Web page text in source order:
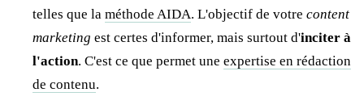
telles que la méthode AIDA. L'objectif de votre content
marketing est certes d'informer, mais surtout d'inciter à
l'action. C'est ce que permet une expertise en rédaction
de contenu.